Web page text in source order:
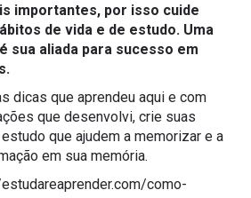
importantes, por isso cuide
de vida e de estudo. Uma
sua aliada para sucesso em
dicas que aprendeu aqui e com
que desenvolvi, crie suas
que ajudem a memorizar e a
em sua memória.
como-